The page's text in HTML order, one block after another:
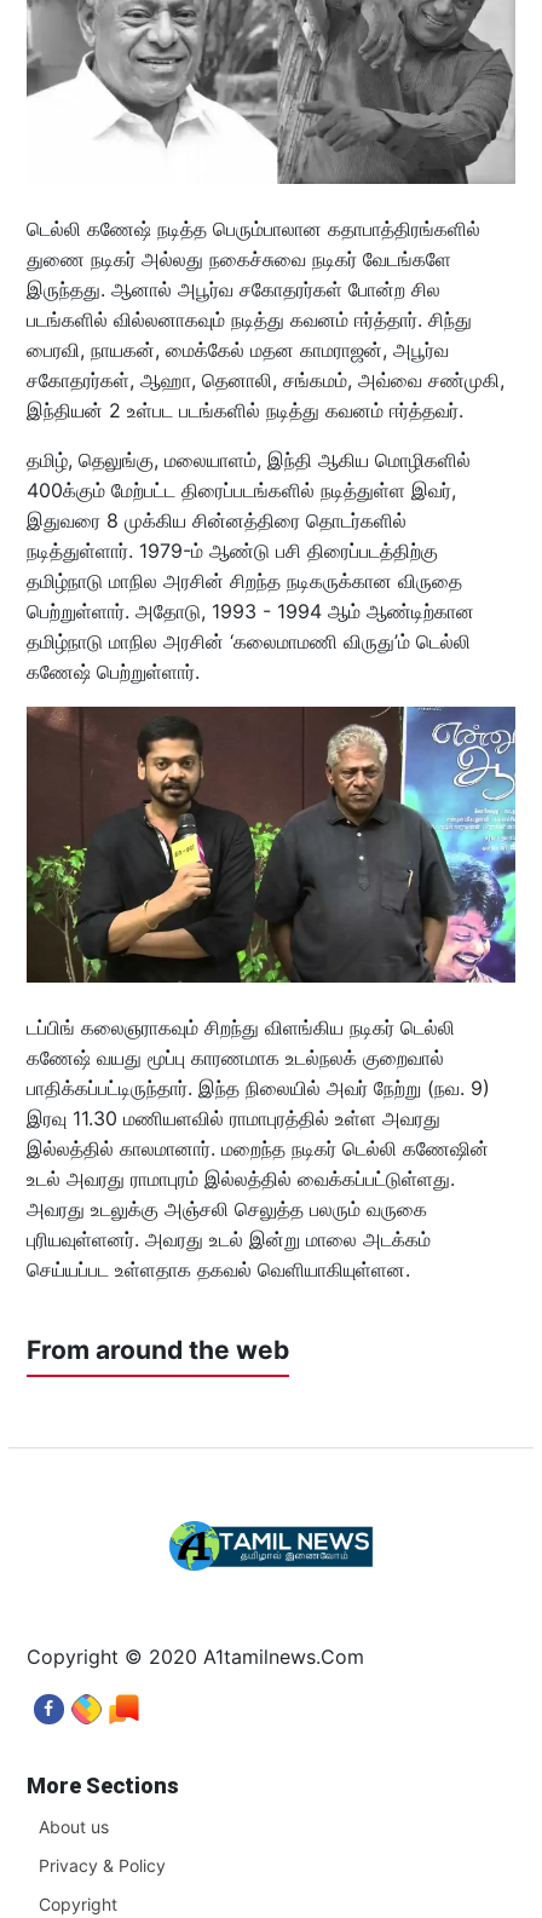
டெல்லி கணேஷ் நடித்த பெரும்பாலான கதாபாத்திரங்களில்
துணை நடிகர் அல்லது நகைச்சுவை நடிகர் வேடங்களே
இருந்தது. ஆனால் அபூர்வ சகோதரர்கள் போன்ற சில
படங்களில் வில்லனாகவும் நடித்து கவனம் ஈர்த்தார். சிந்து
பைரவி, நாயகன், மைக்கேல் மதன காமராஜன், அபூர்வ
சகோதரர்கள், ஆஹா, தெனாலி, சங்கமம், அவ்வை சண்முகி,
இந்தியன் 2 உள்பட படங்களில் நடித்து கவனம் ஈர்த்தவர்.
தமிழ், தெலுங்கு, மலையாளம், இந்தி ஆகிய மொழிகளில்
400க்கும் மேற்பட்ட திரைப்படங்களில் நடித்துள்ள இவர்,
இதுவரை 8 முக்கிய சின்னத்திரை தொடர்களில்
நடித்துள்ளார். 1979-ம் ஆண்டு பசி திரைப்படத்திற்கு
தமிழ்நாடு மாநில அரசின் சிறந்த நடிகருக்கான விருதை
பெற்றுள்ளார். அதோடு, 1993 - 1994 ஆம் ஆண்டிற்கான
தமிழ்நாடு மாநில அரசின் ‘கலைமாமணி விருது’ம் டெல்லி
கணேஷ் பெற்றுள்ளார்.
டப்பிங் கலைஞராகவும் சிறந்து விளங்கிய நடிகர் டெல்லி
கணேஷ் வயது மூப்பு காரணமாக உடல்நலக் குறைவால்
பாதிக்கப்பட்டிருந்தார். இந்த நிலையில் அவர் நேற்று (நவ. 9)
இரவு 11.30 மணியளவில் ராமாபுரத்தில் உள்ள அவரது
இல்லத்தில் காலமானார். மறைந்த நடிகர் டெல்லி கணேஷின்
உடல் அவரது ராமாபுரம் இல்லத்தில் வைக்கப்பட்டுள்ளது.
அவரது உடலுக்கு அஞ்சலி செலுத்த பலரும் வருகை
புரியவுள்ளனர். அவரது உடல் இன்று மாலை அடக்கம்
செய்யப்பட உள்ளதாக தகவல் வெளியாகியுள்ளன.
From around the web
Copyright © 2020 A1tamilnews.Com
More Sections
About us
Privacy & Policy
Copyright